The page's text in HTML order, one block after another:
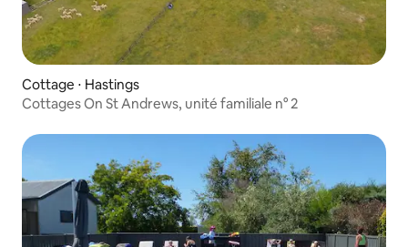
Cottage ⋅ Hastings
Cottages On St Andrews, unité familiale n° 2